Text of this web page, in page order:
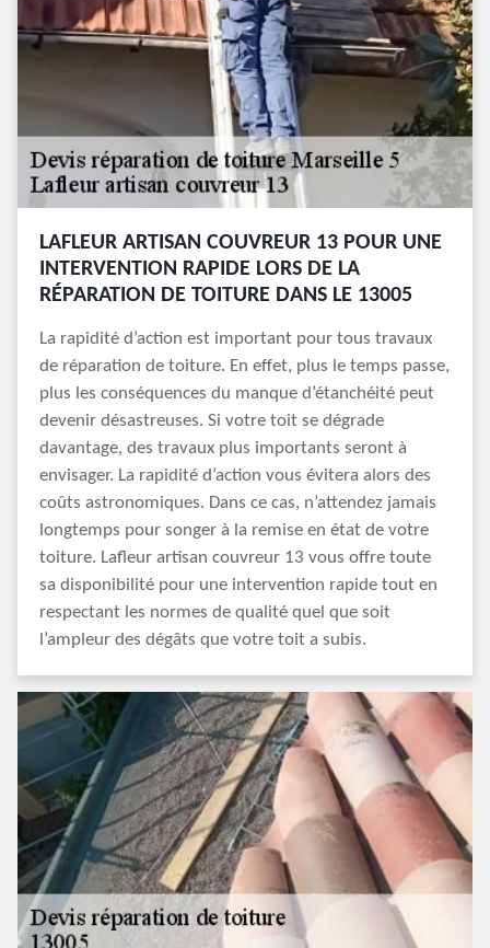
LAFLEUR ARTISAN COUVREUR 13 POUR UNE
INTERVENTION RAPIDE LORS DE LA
RÉPARATION DE TOITURE DANS LE 13005
La rapidité d’action est important pour tous travaux
de réparation de toiture. En effet, plus le temps passe,
plus les conséquences du manque d’étanchéité peut
devenir désastreuses. Si votre toit se dégrade
davantage, des travaux plus importants seront à
envisager. La rapidité d’action vous évitera alors des
coûts astronomiques. Dans ce cas, n’attendez jamais
longtemps pour songer à la remise en état de votre
toiture. Lafleur artisan couvreur 13 vous offre toute
sa disponibilité pour une intervention rapide tout en
respectant les normes de qualité quel que soit
l’ampleur des dégâts que votre toit a subis.